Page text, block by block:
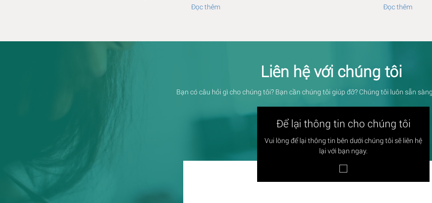
Đọc thêm
Đọc thêm
Liên hệ với chúng tôi
Bạn có câu hỏi gì cho chúng tôi? Bạn cần chúng tôi giúp đỡ? Chúng tôi luôn sẵn
Để lại thông tin cho chúng tôi
Vui lòng để lại thông tin bên dưới chúng tôi sẽ liên hệ
lại với bạn ngay.